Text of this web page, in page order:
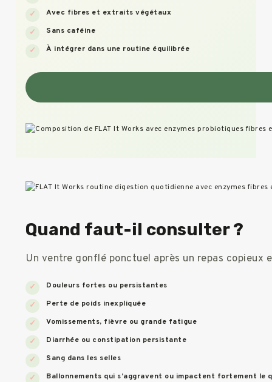
Avec fibres et extraits végétaux
Sans caféine
À intégrer dans une routine équilibrée
Quand faut-il consulter ?
Un ventre gonflé ponctuel après un repas copieux
Douleurs fortes ou persistantes
Perte de poids inexpliquée
Vomissements, fièvre ou grande fatigue
Diarrhée ou constipation persistante
Sang dans les selles
Ballonnements qui s’aggravent ou impactent fortement le